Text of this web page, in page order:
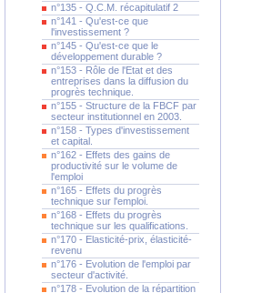
n°135 - Q.C.M. récapitulatif 2
n°141 - Qu'est-ce que
l'investissement ?
n°145 - Qu'est-ce que le
développement durable ?
n°153 - Rôle de l'Etat et des
entreprises dans la diffusion du
progrès technique.
n°155 - Structure de la FBCF par
secteur institutionnel en 2003.
n°158 - Types d'investissement
et capital.
n°162 - Effets des gains de
productivité sur le volume de
l'emploi
n°165 - Effets du progrès
technique sur l'emploi.
n°168 - Effets du progrès
technique sur les qualifications.
n°170 - Elasticité-prix, élasticité-
revenu
n°176 - Evolution de l'emploi par
secteur d'activité.
n°178 - Evolution de la répartition